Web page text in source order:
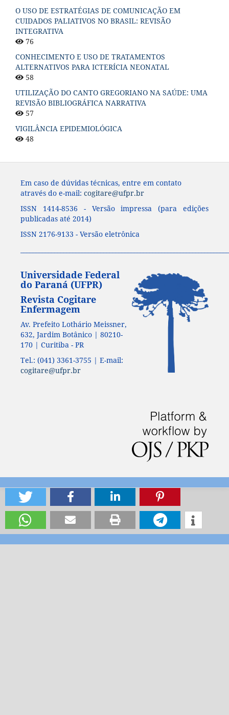
O USO DE ESTRATÉGIAS DE COMUNICAÇÃO EM
CUIDADOS PALIATIVOS NO BRASIL: REVISÃO
INTEGRATIVA
76
CONHECIMENTO E USO DE TRATAMENTOS
ALTERNATIVOS PARA ICTERÍCIA NEONATAL
58
UTILIZAÇÃO DO CANTO GREGORIANO NA SAÚDE: UMA
REVISÃO BIBLIOGRÁFICA NARRATIVA
57
VIGILÂNCIA EPIDEMIOLÓGICA
48
Em caso de dúvidas técnicas, entre em contato
através do e-mail: cogitare@ufpr.br
ISSN 1414-8536 - Versão impressa (para edições
publicadas até 2014)
ISSN 2176-9133 - Versão eletrônica
Universidade Federal
do Paraná (UFPR)
Revista Cogitare
Enfermagem
Av. Prefeito Lothário Meissner,
632, Jardim Botânico | 80210-
170 | Curitiba - PR
Tel.: (041) 3361-3755 | E-mail:
cogitare@ufpr.br